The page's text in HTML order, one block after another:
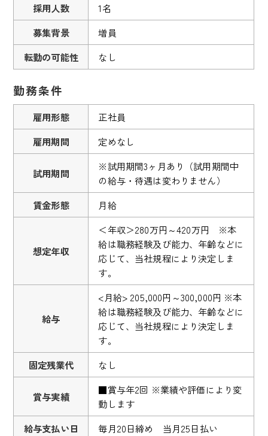
採用人数
1名
募集背景
増員
転勤の可能性
なし
勤務条件
雇用形態
正社員
雇用期間
定めなし
試用期間
※試用期間3ヶ月あり（試用期間中
の給与・待遇は変わりません）
賃金形態
月給
想定年収
＜年収＞280万円～420万円 ※本
給は職務経験及び能力、年齢などに
応じて、当社規程により決定しま
す。
給与
<月給> 205,000円～300,000円 ※本
給は職務経験及び能力、年齢などに
応じて、当社規程により決定しま
す。
固定残業代
なし
賞与実績
■賞与年2回 ※業績や評価により変
動します
給与支払い日
毎月20日締め 当月25日払い